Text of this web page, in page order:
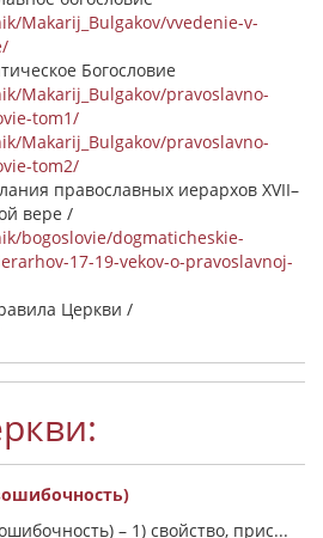
Makarij_Bulgakov/vvedenie-v-
Богословие
Makarij_Bulgakov/pravoslavno-
tom1/
Makarij_Bulgakov/pravoslavno-
tom2/
православных иерархов XVII–
вере /
bogoslovie/dogmaticheskie-
17-19-vekov-o-pravoslavnoj-
Церкви /
– 1) свойство, прис...